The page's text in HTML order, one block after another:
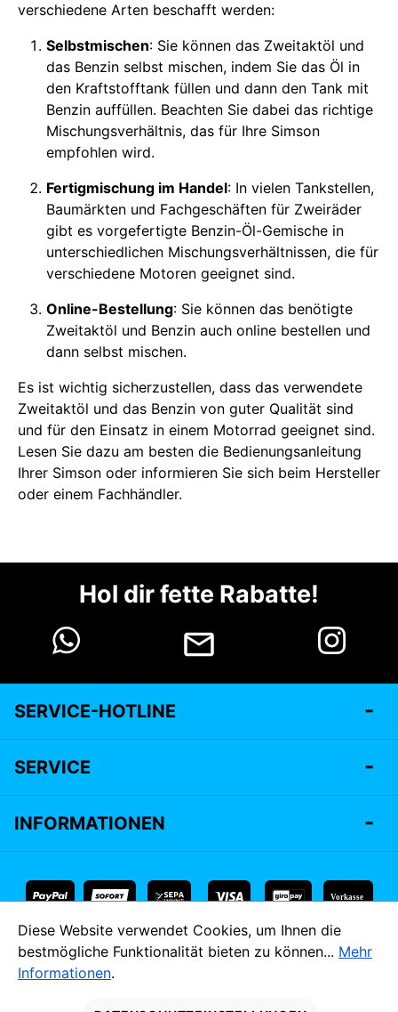
verschiedene Arten beschafft werden:
Selbstmischen: Sie können das Zweitaktöl und
das Benzin selbst mischen, indem Sie das Öl in
den Kraftstofftank füllen und dann den Tank mit
Benzin auffüllen. Beachten Sie dabei das richtige
Mischungsverhältnis, das für Ihre Simson
empfohlen wird.
Fertigmischung im Handel: In vielen Tankstellen,
Baumärkten und Fachgeschäften für Zweiräder
gibt es vorgefertigte Benzin-Öl-Gemische in
unterschiedlichen Mischungsverhältnissen, die für
verschiedene Motoren geeignet sind.
Online-Bestellung: Sie können das benötigte
Zweitaktöl und Benzin auch online bestellen und
dann selbst mischen.
Es ist wichtig sicherzustellen, dass das verwendete
Zweitaktöl und das Benzin von guter Qualität sind
und für den Einsatz in einem Motorrad geeignet sind.
Lesen Sie dazu am besten die Bedienungsanleitung
Ihrer Simson oder informieren Sie sich beim Hersteller
oder einem Fachhändler.
Hol dir fette Rabatte!
SERVICE-HOTLINE
SERVICE
INFORMATIONEN
Vorkasse
* Alle Preise inkl. gesetzl. Mehrwertsteuer zzgl.
Versandkosten
und ggf. Nachnahmegebühren, wenn nicht anders angegeben.
Diese Website verwendet Cookies, um Ihnen die
bestmögliche Funktionalität bieten zu können... Mehr
Informationen.